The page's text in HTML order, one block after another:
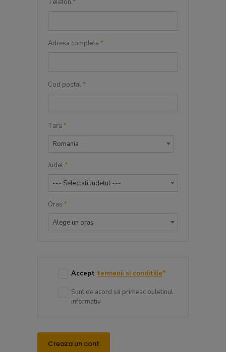
Telefon *
Adresa completa *
Cod postal*
Tara *
Romania
Judet*
--- Selectati Judetul ---
Oras *
Alege un oraș
Accept termenii si conditiile*
Sunt de acord să primesc buletinul
informativ
Creaza un cont